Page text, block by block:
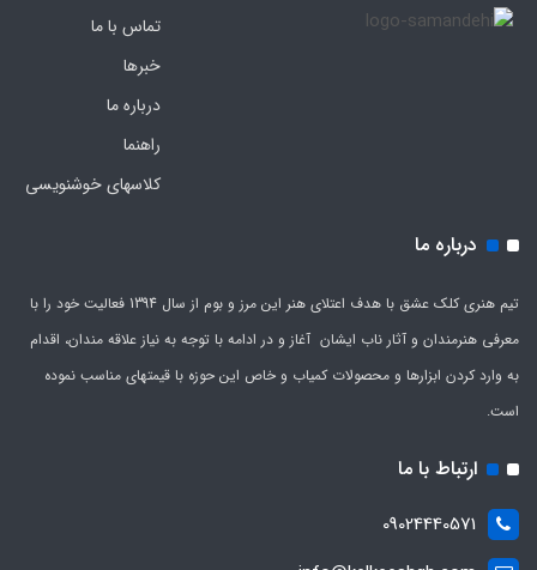
تماس با ما
خبرها
درباره ما
راهنما
کلاسهای خوشنویسی
درباره ما
تیم هنری کلک عشق با هدف اعتلای هنر این مرز و بوم از سال 1394 فعالیت خود را با
معرفی هنرمندان و آثار ناب ایشان آغاز و در ادامه با توجه به نیاز علاقه مندان، اقدام
به وارد کردن ابزارها و محصولات کمیاب و خاص این حوزه با قیمتهای مناسب نموده
است.
ارتباط با ما
09024440571